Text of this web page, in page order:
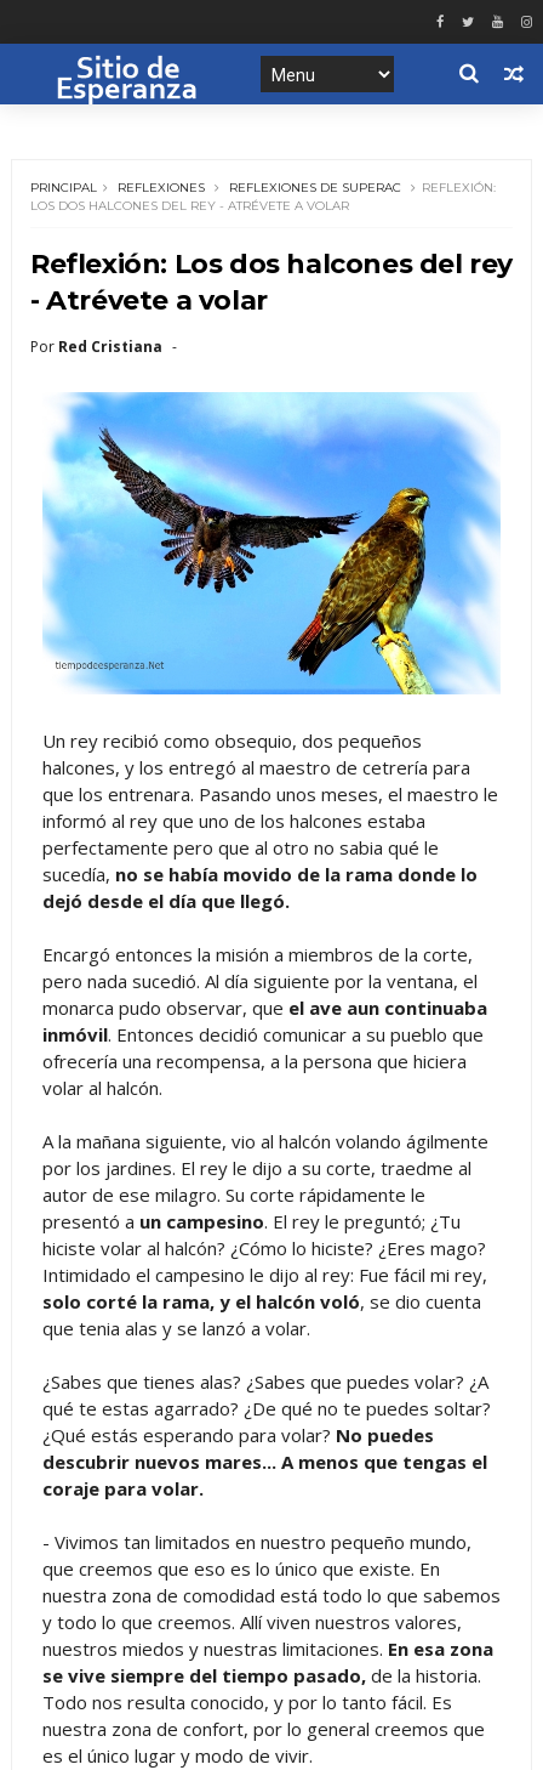
PRINCIPAL REFLEXIONES REFLEXIONES DE SUPERAC
REFLEXIÓN:
LOS DOS HALCONES DEL REY - ATRÉVETE A VOLAR
Reflexión: Los dos halcones del rey
- Atrévete a volar
Por Red Cristiana
Un rey recibió como obsequio, dos pequeños
halcones, y los entregó al maestro de cetrería para
que los entrenara. Pasando unos meses, el maestro le
informó al rey que uno de los halcones estaba
perfectamente pero que al otro no sabia qué le
sucedía, no se había movido de la rama donde lo
dejó desde el día que llegó.
Encargó entonces la misión a miembros de la corte,
pero nada sucedió. Al día siguiente por la ventana, el
monarca pudo observar, que el ave aun continuaba
inmóvil. Entonces decidió comunicar a su pueblo que
ofrecería una recompensa, a la persona que hiciera
volar al halcón.
A la mañana siguiente, vio al halcón volando ágilmente
por los jardines. El rey le dijo a su corte, traedme al
autor de ese milagro. Su corte rápidamente le
presentó a un campesino. El rey le preguntó; ¿Tu
hiciste volar al halcón? ¿Cómo lo hiciste? ¿Eres mago?
Intimidado el campesino le dijo al rey: Fue fácil mi rey,
solo corté la rama, y el halcón voló, se dio cuenta
que tenia alas y se lanzó a volar.
¿Sabes que tienes alas? ¿Sabes que puedes volar? ¿A
qué te estas agarrado? ¿De qué no te puedes soltar?
¿Qué estás esperando para volar? No puedes
descubrir nuevos mares... A menos que tengas el
coraje para volar.
- Vivimos tan limitados en nuestro pequeño mundo,
que creemos que eso es lo único que existe. En
nuestra zona de comodidad está todo lo que sabemos
y todo lo que creemos. Allí viven nuestros valores,
nuestros miedos y nuestras limitaciones. En esa zona
se vive siempre del tiempo pasado,de la historia.
Todo nos resulta conocido, y por lo tanto fácil. Es
nuestra zona de confort, por lo general creemos que
es el único lugar y modo de vivir.